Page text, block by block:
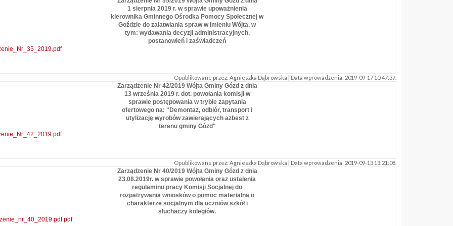
1 sierpnia 2019 r. w sprawie upoważnienia
kierownika Gminnego Ośrodka Pomocy Społecznej w
Goździe do załatwiania spraw w imieniu Wójta, w
tym: wydawania decyzji administracyjnych,
postanowień i zaświadczeń
Opublikowane przez: Agnieszka Dąbrowska | Data wprowadzenia: 2019-09-17 10:47:37.
Zarządzenie Nr 42/2019 Wójta Gminy Gózd z dnia
13 września 2019 r. dot. powołania komisji w
sprawie postępowania w trybie zapytania
ofertowego na: "Demontaż, odbiór, transport i
utylizację wyrobów zawierających azbest z
terenu gminy Gózd"
Opublikowane przez: Agnieszka Dąbrowska | Data wprowadzenia: 2019-09-13 13:21:08.
Zarządzenie Nr 40/2019 Wójta Gminy Gózd z dnia
23.08.2019r. w sprawie powołania oraz ustalenia
regulaminu pracy Komisji Socjalnej do
rozpatrywania wniosków o pomoc materialną o
charakterze socjalnym dla uczniów szkół i
słuchaczy kolegiów.